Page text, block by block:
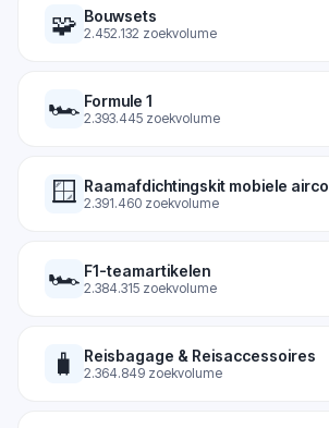
🧩 Bouwsets
2.452.132 zoekvolume
🏎️ Formule 1
2.393.445 zoekvolume
🪟 Raamafdichtingskit mobiele airco
2.391.460 zoekvolume
🏎️ F1-teamartikelen
2.384.315 zoekvolume
🧳 Reisbagage & Reisaccessoires
2.364.849 zoekvolume